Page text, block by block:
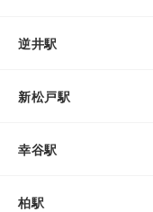
逆井駅
新松戸駅
幸谷駅
柏駅